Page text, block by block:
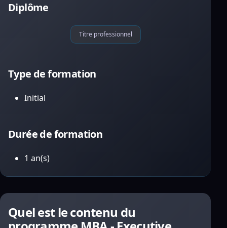
Diplôme
Titre professionnel
Type de formation
Initial
Durée de formation
1 an(s)
Quel est le contenu du